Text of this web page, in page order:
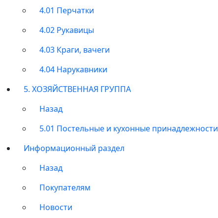
4.01 Перчатки
4.02 Рукавицы
4.03 Краги, вачеги
4.04 Нарукавники
5. ХОЗЯЙСТВЕННАЯ ГРУППА
Назад
5.01 Постельные и кухонные принадлежности
Информационный раздел
Назад
Покупателям
Новости